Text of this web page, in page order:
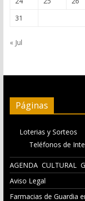
31
« Jul
Páginas
Loterias y Sorteos
Teléfonos de
AGENDA CULTURAL
Aviso Legal
Farmacias de Guardia